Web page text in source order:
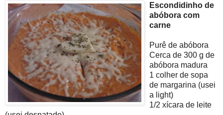
Escondidinho de
abóbora com
carne
Purê de abóbora
Cerca de 300 g de
abóbora madura
1 colher de sopa
de margarina (usei
a light)
1/2 xícara de leite